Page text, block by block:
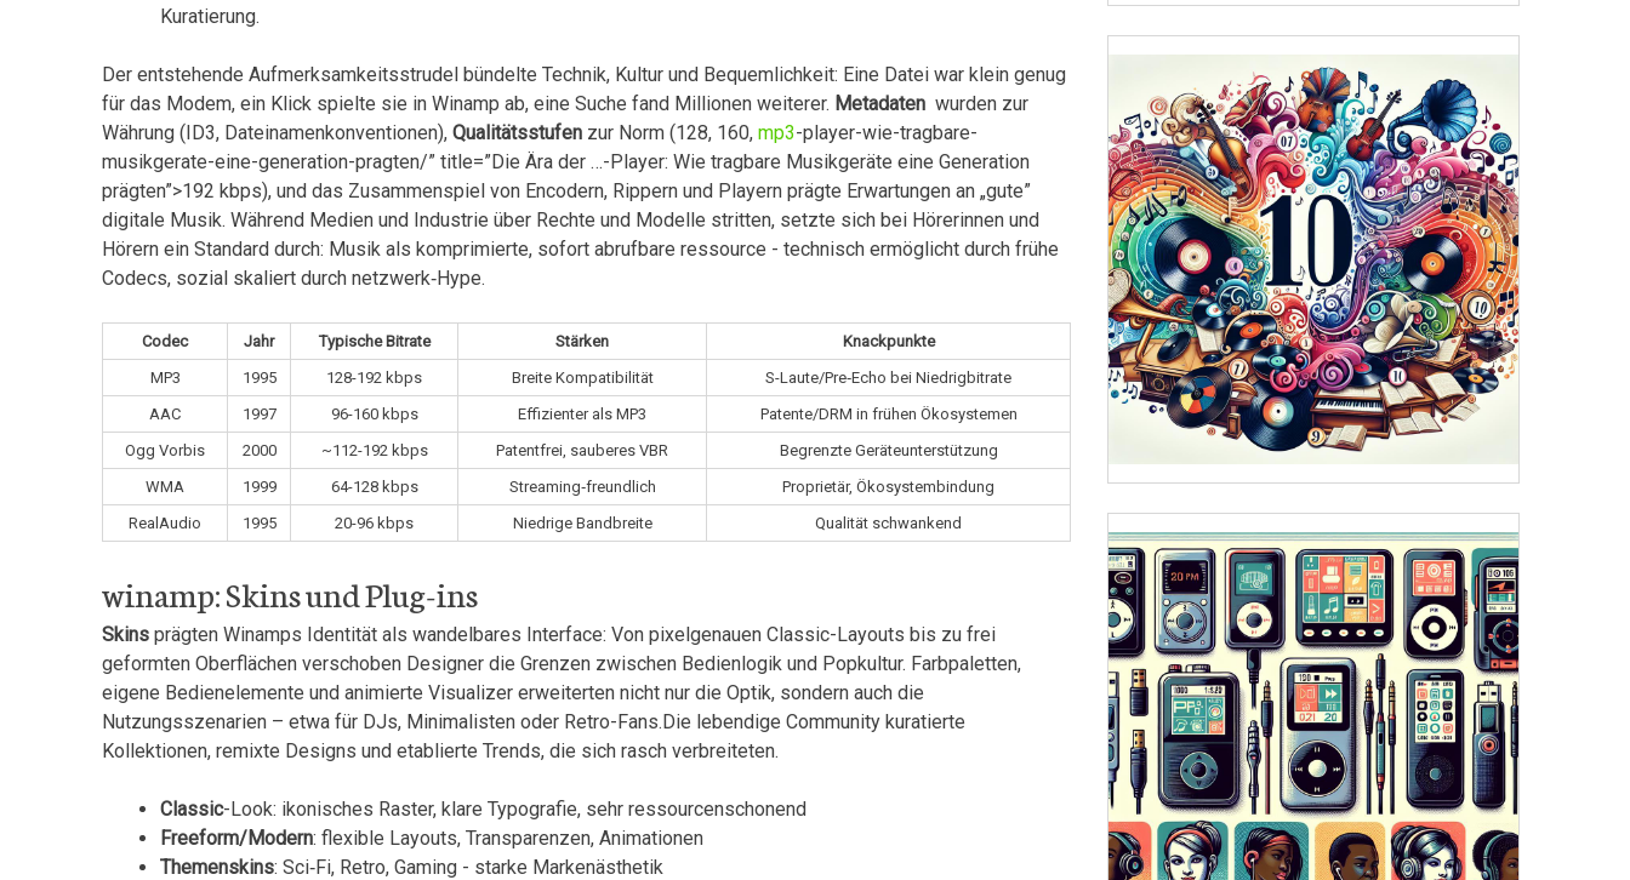
Kuratierung.
Der⁤ entstehende Aufmerksamkeitsstrudel bündelte Technik, Kultur ⁣und‌ Bequemlichkeit:‍ Eine Datei war klein ‌genug
für das Modem, ein Klick spielte⁣ sie in ‍Winamp​ ab, eine⁤ Suche fand Millionen weiterer. Metadaten ​ wurden ​zur
Währung⁢ (ID3, Dateinamenkonventionen), Qualitätsstufen ⁢zur Norm (128, 160, mp3-player-wie-tragbare-
musikgerate-eine-generation-pragten/” title=”Die Ära der …-Player: Wie tragbare Musikgeräte eine Generation
prägten”>192 kbps), ⁢und das Zusammenspiel‌ von Encodern, ⁢Rippern und ‍Playern prägte Erwartungen an „gute”
⁢digitale Musik.⁤ Während Medien und‌ Industrie über Rechte ​und‍ Modelle stritten, setzte sich bei Hörerinnen und
Hörern ein Standard durch: Musik als komprimierte, ​sofort abrufbare ressource -​ technisch ermöglicht ⁢durch frühe
Codecs,‍ sozial skaliert durch netzwerk‑Hype.
Codec Jahr Typische⁢ Bitrate Stärken
Knackpunkte
MP3
1995 128-192 kbps Breite Kompatibilität
S-Laute/Pre‑Echo bei Niedrigbitrate
AAC
1997 96-160 kbps Effizienter als MP3
Patente/DRM in frühen Ökosystemen
Ogg Vorbis
2000 ~112-192 ‌kbps Patentfrei, sauberes VBR
Begrenzte​ Geräteunterstützung
WMA
1999 64-128 kbps Streaming‑freundlich
Proprietär,‌ Ökosystembindung
RealAudio
1995 20-96 kbps Niedrige ⁢Bandbreite Qualität schwankend
winamp: Skins und Plug-ins
Skins prägten Winamps Identität als wandelbares Interface: Von pixelgenauen Classic-Layouts⁢ bis ‍zu⁤ frei
geformten Oberflächen verschoben ⁢Designer ‍die ⁤Grenzen zwischen Bedienlogik und Popkultur. Farbpaletten,
eigene Bedienelemente und​ animierte Visualizer erweiterten nicht ​nur die ​Optik, sondern ⁢auch die
Nutzungsszenarien – etwa für ⁢DJs, Minimalisten⁣ oder Retro-Fans.Die lebendige ⁣Community kuratierte
Kollektionen, remixte ⁤Designs und etablierte Trends, die ⁤sich rasch ⁣verbreiteten.
Classic-Look: ikonisches ​Raster, klare Typografie, sehr ⁢ressourcenschonend
Freeform/Modern: ⁣flexible Layouts, Transparenzen, Animationen
Themenskins: ​Sci‑Fi, Retro, Gaming -​ starke Markenästhetik